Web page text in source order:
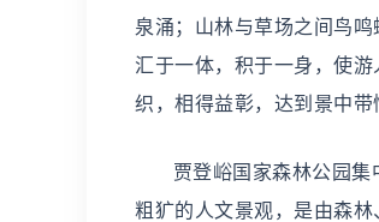
泉涌；山林与草场之间鸟
汇于一体，积于一身，使
织，相得益彰，达到景中带
贾登峪国家森林公园集中
粗犷的人文景观，是由森林